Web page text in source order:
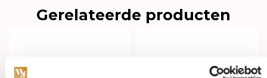
Gerelateerde producten